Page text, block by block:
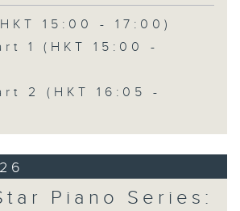
15:00 - 17:00)
1 (HKT 15:00 -
2 (HKT 16:05 -
Piano Series: